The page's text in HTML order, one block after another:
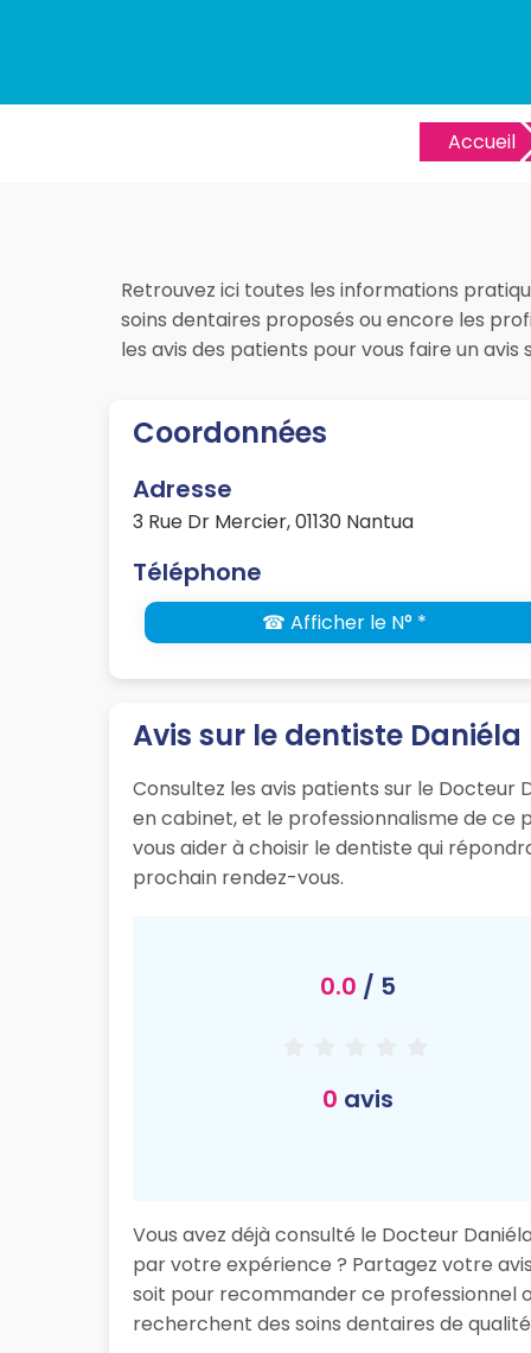
Accueil
Retrouvez ici toutes les informations
soins dentaires proposés ou encore les
les avis des patients pour vous faire un
Coordonnées
Adresse
3 Rue Dr Mercier, 01130 Nantua
Téléphone
☎ Afficher le N° *
Avis sur le dentiste
Consultez les avis patients sur le Docteur
en cabinet, et le professionnalisme de
vous aider à choisir le dentiste qui
prochain rendez-vous.
0.0 / 5
0 avis
Vous avez déjà consulté le Docteur
par votre expérience ? Partagez votre
soit pour recommander ce professionnel
recherchent des soins dentaires de